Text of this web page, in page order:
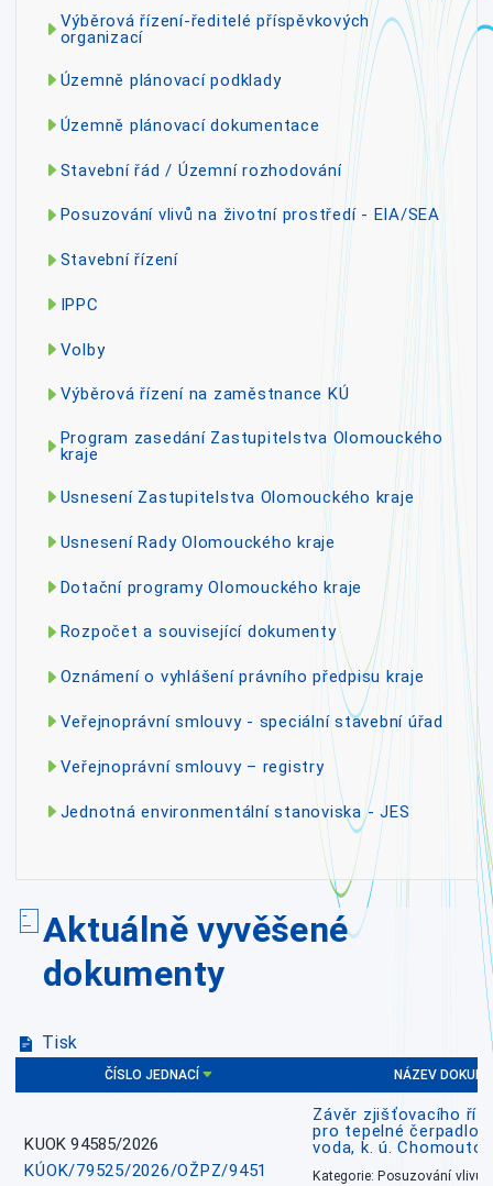
Výběrová řízení-ředitelé příspěvkových
organizací
Územně plánovací podklady
Územně plánovací dokumentace
Stavební řád / Územní rozhodování
Posuzování vlivů na životní prostředí - EIA/SEA
Stavební řízení
IPPC
Volby
Výběrová řízení na zaměstnance KÚ
Program zasedání Zastupitelstva Olomouckého
kraje
Usnesení Zastupitelstva Olomouckého kraje
Usnesení Rady Olomouckého kraje
Dotační programy Olomouckého kraje
Rozpočet a související dokumenty
Oznámení o vyhlášení právního předpisu kraje
Veřejnoprávní smlouvy - speciální stavební úřad
Veřejnoprávní smlouvy – registry
Jednotná environmentální stanoviska - JES
Aktuálně vyvěšené
dokumenty
Tisk
ČÍSLO JEDNACÍ NÁZEV
KUOK 94585/2026
KÚOK/79525/2026/OŽPZ/9451
Závěr zjišťovacího
pro tepelné čerpadlo
voda, k. ú. Chomoutov
Kategorie: Posuzování vlivů